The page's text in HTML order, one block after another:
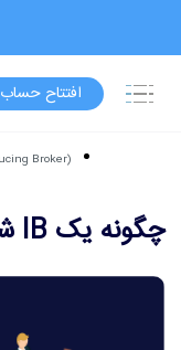
افتتاح حساب
(Introducing Broker) مقالات وبلاگ – معرف کارگزار
چگونه یک IB شویم؟